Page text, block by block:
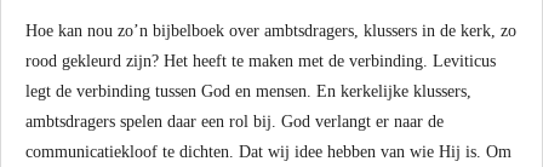
Hoe kan nou zo’n bijbelboek over ambtsdragers, klussers in de kerk, zo
rood gekleurd zijn? Het heeft te maken met de verbinding. Leviticus
legt de verbinding tussen God en mensen. En kerkelijke klussers,
ambtsdragers spelen daar een rol bij. God verlangt er naar de
communicatiekloof te dichten. Dat wij idee hebben van wie Hij is. Om